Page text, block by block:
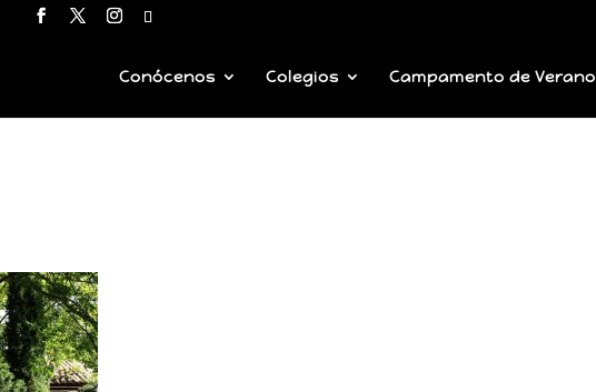
Conócenos Colegios Campamento de Verano